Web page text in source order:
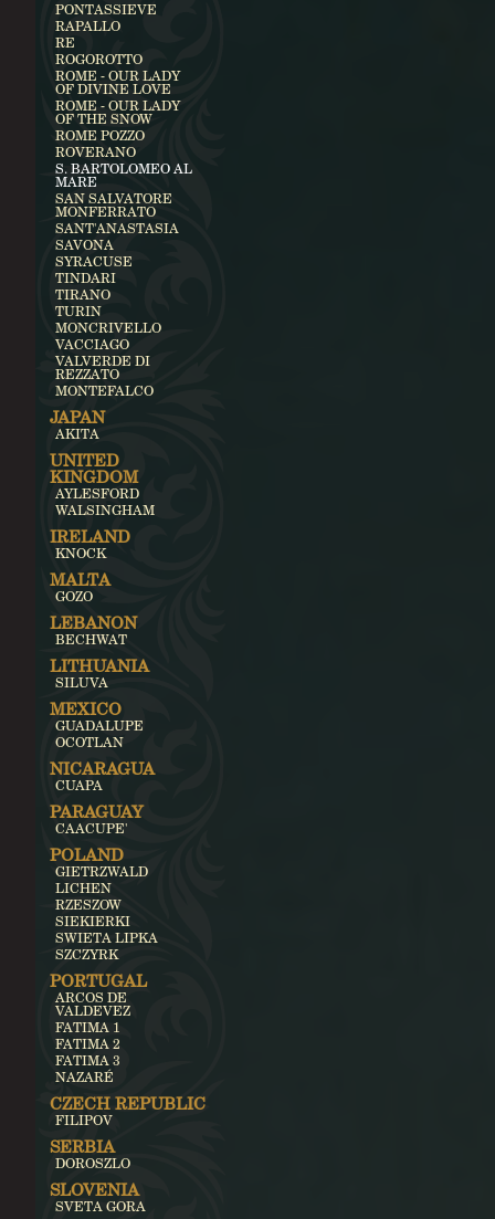
PONTASSIEVE
RAPALLO
RE
ROGOROTTO
ROME - OUR LADY
OF DIVINE LOVE
ROME - OUR LADY
OF THE SNOW
ROME POZZO
ROVERANO
S. BARTOLOMEO AL
MARE
SAN SALVATORE
MONFERRATO
SANT'ANASTASIA
SAVONA
SYRACUSE
TINDARI
TIRANO
TURIN
MONCRIVELLO
VACCIAGO
VALVERDE DI
REZZATO
MONTEFALCO
JAPAN
AKITA
UNITED
KINGDOM
AYLESFORD
WALSINGHAM
IRELAND
KNOCK
MALTA
GOZO
LEBANON
BECHWAT
LITHUANIA
SILUVA
MEXICO
GUADALUPE
OCOTLAN
NICARAGUA
CUAPA
PARAGUAY
CAACUPE'
POLAND
GIETRZWALD
LICHEN
RZESZOW
SIEKIERKI
SWIETA LIPKA
SZCZYRK
PORTUGAL
ARCOS DE
VALDEVEZ
FATIMA 1
FATIMA 2
FATIMA 3
NAZARÉ
CZECH REPUBLIC
FILIPOV
SERBIA
DOROSZLO
SLOVENIA
SVETA GORA